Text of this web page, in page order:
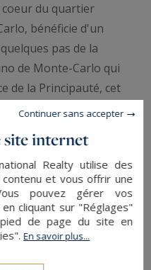
coeur du quartier
bénéficie d'un
pas de la
de Monte-Carlo qui
de la Principauté, cet
rénové
confort et de la
vous êtes
une atmosphère
de rénovation
méticuleuse
site internet
Realty utilise des
et vous offrir une
pouvez gérer vos
cliquant sur "Réglages"
de page du site en
En savoir plus...
Continuer sans accepter